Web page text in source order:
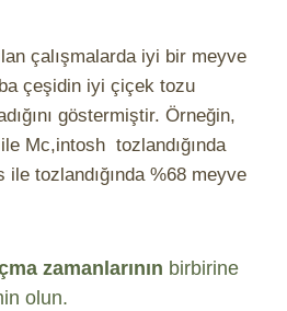
çalışmalarda iyi bir meyve
çeşidin iyi çiçek tozu
göstermiştir. Örneğin,
Mc,intosh tozlandığında
tozlandığında %68 meyve
zamanlarının birbirine
olun.